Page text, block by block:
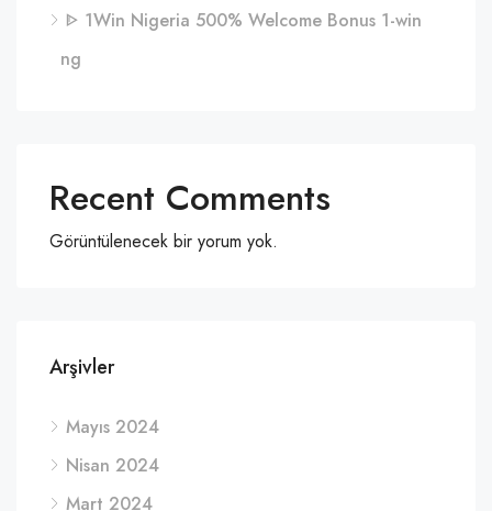
ᐈ 1Win Nigeria 500% Welcome Bonus 1-win
ng
Recent Comments
Görüntülenecek bir yorum yok.
Arşivler
Mayıs 2024
Nisan 2024
Mart 2024